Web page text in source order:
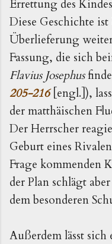
Errettung des
Diese Geschichte
Überlieferung
Fassung, die sich
Flavius Josephus
205-216 [engl.]),
der matthäischen
Der Herrscher
Geburt eines
Frage kommenden
der Plan schlägt
dem besonderen
Außerdem lässt